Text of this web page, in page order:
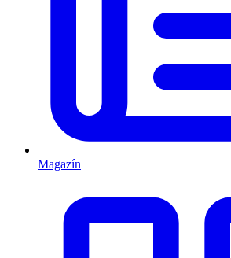
Magazín